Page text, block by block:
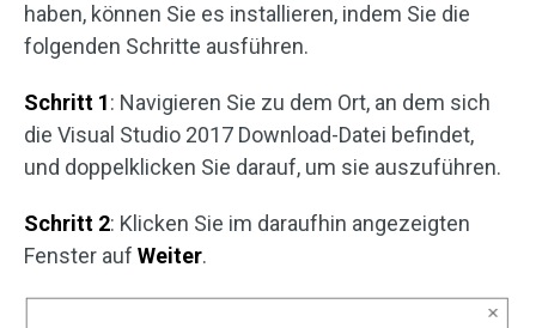
haben, können Sie es installieren, indem Sie die
folgenden Schritte ausführen.
Schritt 1: Navigieren Sie zu dem Ort, an dem sich
die Visual Studio 2017 Download-Datei befindet,
und doppelklicken Sie darauf, um sie auszuführen.
Schritt 2: Klicken Sie im daraufhin angezeigten
Fenster auf Weiter.